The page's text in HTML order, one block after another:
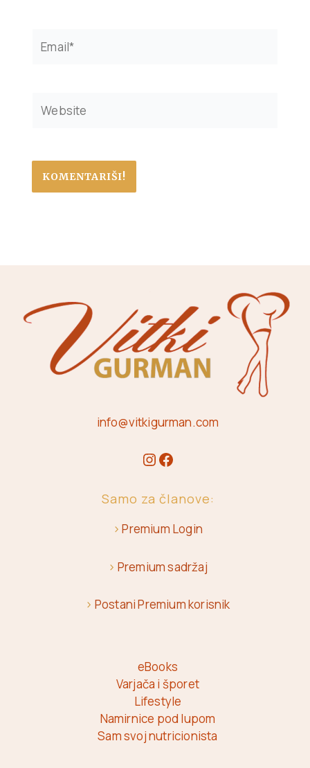
info@vitkigurman.com
Samo za članove:
>Premium Login
> Premium sadržaj
> Postani Premium korisnik
eBooks
Varjača i šporet
Lifestyle
Namirnice pod lupom
Sam svoj nutricionista